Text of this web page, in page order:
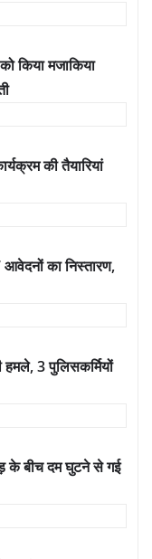
किया मजाकिया
की तैयारियां
का निस्तारण,
3 पुलिसकर्मियों
के बीच दम घुटने से गई